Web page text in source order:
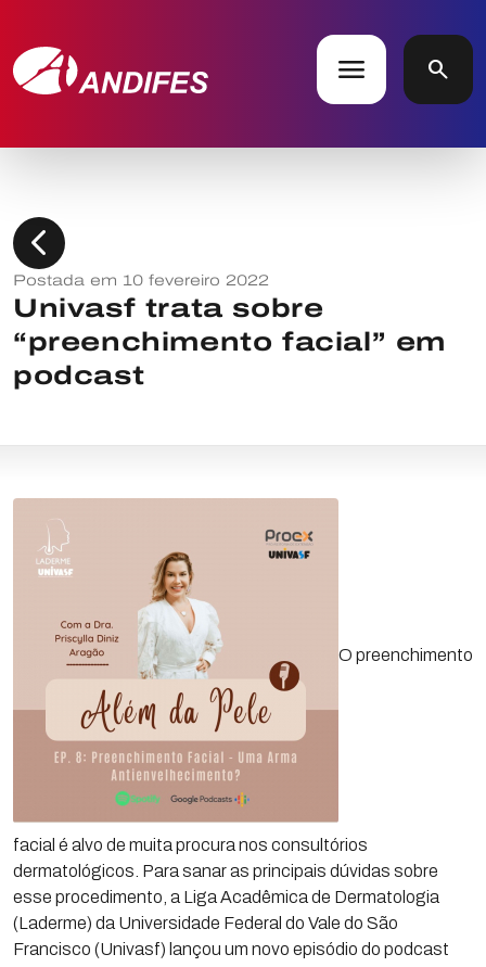
menu search
chevron_left
Postada em 10 fevereiro 2022
Univasf trata sobre
“preenchimento facial” em
podcast
O preenchimento
facial é alvo de muita procura nos consultórios
dermatológicos. Para sanar as principais dúvidas sobre
esse procedimento, a Liga Acadêmica de Dermatologia
(Laderme) da Universidade Federal do Vale do São
Francisco (Univasf) lançou um novo episódio do podcast